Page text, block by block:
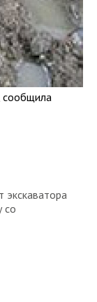
сообщила
экскаватора
со